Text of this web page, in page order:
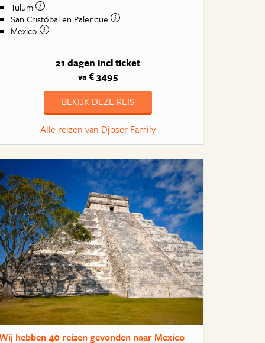
Tulum
San Cristóbal en Palenque
Mexico
21 dagen incl ticket
va € 3495
BEKIJK DEZE REIS
Alle reizen van Djoser Family
hebben40 reizengevonden naar Mexico